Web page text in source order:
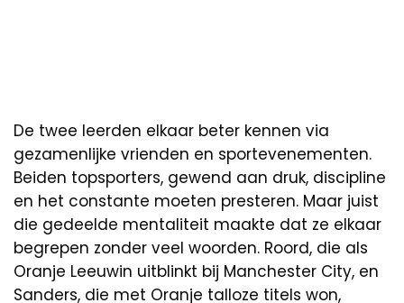
De twee leerden elkaar beter kennen via
gezamenlijke vrienden en sportevenementen.
Beiden topsporters, gewend aan druk, discipline
en het constante moeten presteren. Maar juist
die gedeelde mentaliteit maakte dat ze elkaar
begrepen zonder veel woorden. Roord, die als
Oranje Leeuwin uitblinkt bij Manchester City, en
Sanders, die met Oranje talloze titels won,